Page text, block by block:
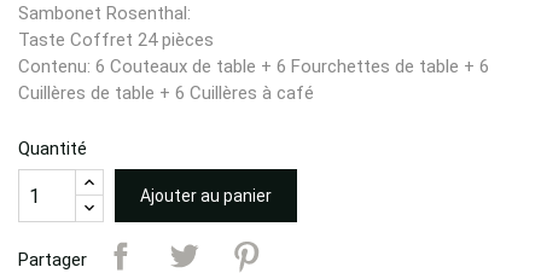
Sambonet Rosenthal:
Taste Coffret 24 pièces
Contenu: 6 Couteaux de table + 6 Fourchettes de table + 6
Cuillères de table + 6 Cuillères à café
Quantité
Ajouter au panier
Partager